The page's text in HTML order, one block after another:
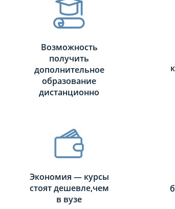
Возможность
получить
дополнительное
образование
дистанционно
Экономия — курсы
стоят дешевле,чем
в вузе